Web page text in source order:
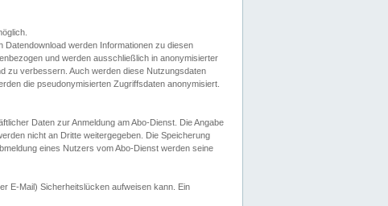
Datendownload werden Informationen zu diesen
und werden ausschließlich in anonymisierter
zu verbessern. Auch werden diese Nutzungsdaten
die pseudonymisierten Zugriffsdaten anonymisiert.
Daten zur Anmeldung am Abo-Dienst. Die Angabe
nicht an Dritte weitergegeben. Die Speicherung
eines Nutzers vom Abo-Dienst werden seine
E-Mail) Sicherheitslücken aufweisen kann. Ein